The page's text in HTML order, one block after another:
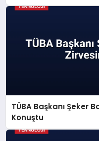
TÜBA Başkanı Şeker
Konuştu